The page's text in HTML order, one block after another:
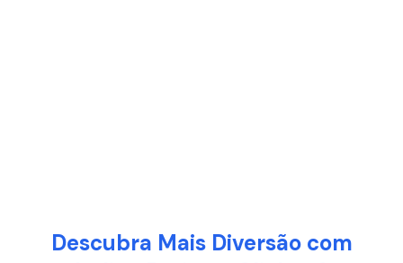
Descubra Mais Diversão com